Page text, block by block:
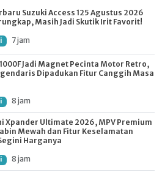
Suzuki Access 125 Agustus 2026
Masih Jadi Skutik Irit Favorit!
7 jam
Jadi Magnet Pecinta Motor Retro,
Dipadukan Fitur Canggih Masa
8 jam
Xpander Ultimate 2026, MPV Premium
Mewah dan Fitur Keselamatan
Harganya
8 jam